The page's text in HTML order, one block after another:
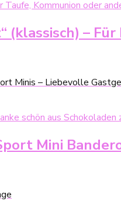
(klassisch) –
Minis – Liebevolle
Mini